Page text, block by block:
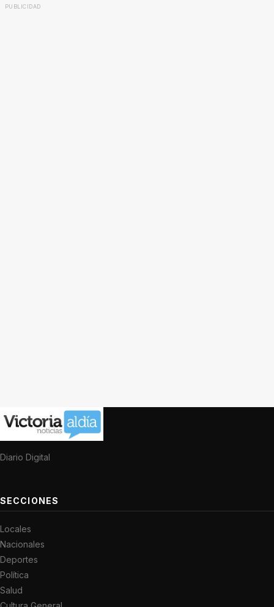
Diario Digital
SECCIONES
Locales
Nacionales
Deportes
Política
Salud